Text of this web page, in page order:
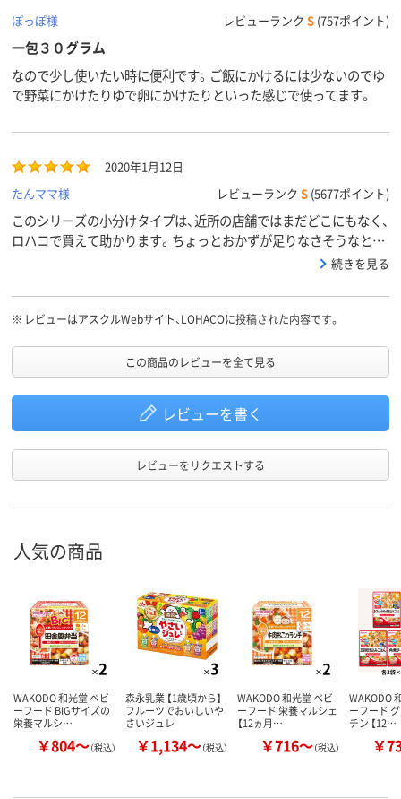
ぽっぽ様
レビューランク S (757ポイント)
一包３０グラム
なので少し使いたい時に便利です。ご飯にかけるには少ないのでゆ
で野菜にかけたりゆで卵にかけたりといった感じで使ってます。
2020年1月12日
たんママ様
レビューランク S (5677ポイント)
このシリーズの小分けタイプは、近所の店舗ではまだどこにもなく、
ロハコで買えて助かります。ちょっとおかずが足りなさそうなとき
や、ご飯にふりかけ以外のものをかけたがっている時に、便利に使っ
続きを見る
※ レビューはアスクルWebサイト、LOHACOに投稿された内容です。
この商品のレビューを全て見る
レビューを書く
レビューをリクエストする
人気の商品
WAKODO 和光堂 ベビ
ーフード BIGサイズの
栄養マルシ…
￥804～（税込）
森永乳業 【1歳頃から】
フルーツでおいしいや
さいジュレ
￥1,134～（税込）
WAKODO 和光堂 ベビ
ーフード 栄養マルシェ
【12ヵ月…
￥716～（税込）
WAKODO
ーフード
チン 【12…
￥